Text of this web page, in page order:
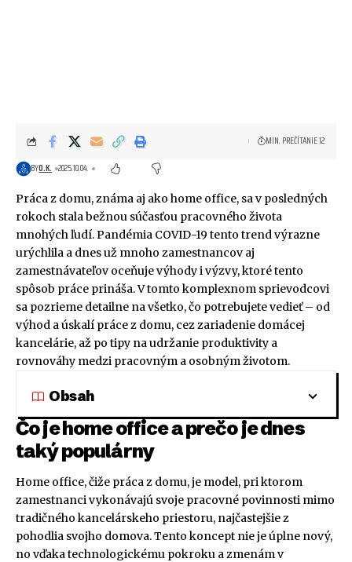
BYO.K. 2025.10.04.
MIN. PREČÍTANIE 12
Práca z domu, známa aj ako home office, sa v posledných
rokoch stala bežnou súčasťou pracovného života
mnohých ľudí. Pandémia COVID-19 tento trend výrazne
urýchlila a dnes už mnoho zamestnancov aj
zamestnávateľov oceňuje výhody i výzvy, ktoré tento
spôsob práce prináša. V tomto komplexnom sprievodcovi
sa pozrieme detailne na všetko, čo potrebujete vedieť – od
výhod a úskalí práce z domu, cez zariadenie domácej
kancelárie, až po tipy na udržanie produktivity a
rovnováhy medzi pracovným a osobným životom.
Obsah
Čo je home office a prečo je dnes
taký populárny
Home office, čiže práca z domu, je model, pri ktorom
zamestnanci vykonávajú svoje pracovné povinnosti mimo
tradičného kancelárskeho priestoru, najčastejšie z
pohodlia svojho domova. Tento koncept nie je úplne nový,
no vďaka technologickému pokroku a zmenám v